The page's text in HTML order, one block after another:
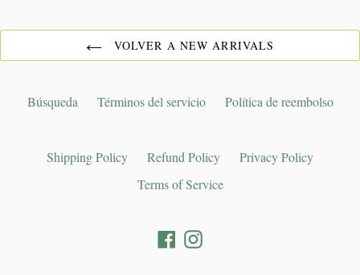
VOLVER A NEW ARRIVALS
Búsqueda Términos del servicio Política de reembolso
Shipping Policy Refund Policy
Privacy Policy
Terms of Service
FacebookInstagram